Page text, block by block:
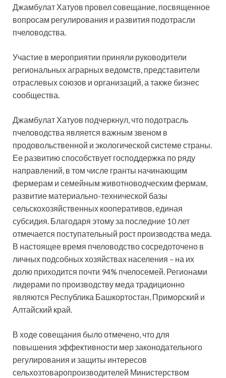
Джамбулат Хатуов провел совещание, посвященное
вопросам регулирования и развития подотрасли
пчеловодства.
Участие в мероприятии приняли руководители
региональных аграрных ведомств, представители
отраслевых союзов и организаций, а также бизнес
сообщества.
Джамбулат Хатуов подчеркнул, что подотрасль
пчеловодства является важным звеном в
продовольственной и экологической системе страны.
Ее развитию способствует господдержка по ряду
направлений, в том числе гранты начинающим
фермерам и семейным животноводческим фермам,
развитие материально-технической базы
сельскохозяйственных кооперативов, единая
субсидия. Благодаря этому за последние 10 лет
отмечается поступательный рост производства меда.
В настоящее время пчеловодство сосредоточено в
личных подсобных хозяйствах населения – на их
долю приходится почти 94% пчелосемей. Регионами
лидерами по производству меда традиционно
являются Республика Башкортостан, Приморский и
Алтайский край.
В ходе совещания было отмечено, что для
повышения эффективности мер законодательного
регулирования и защиты интересов
сельхозтоваропроизводителей Министерством